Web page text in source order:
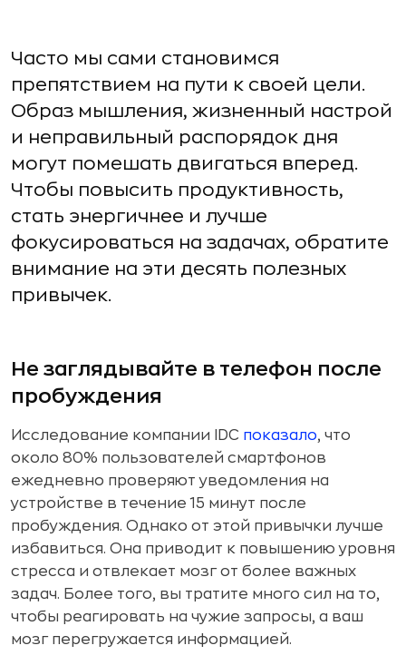
Часто мы сами становимся
препятствием на пути к своей цели.
Образ мышления, жизненный настрой
и неправильный распорядок дня
могут помешать двигаться вперед.
Чтобы повысить продуктивность,
стать энергичнее и лучше
фокусироваться на задачах, обратите
внимание на эти десять полезных
привычек.
Не заглядывайте в телефон после
пробуждения
Исследование компании IDC показало, что
около 80% пользователей смартфонов
ежедневно проверяют уведомления на
устройстве в течение 15 минут после
пробуждения. Однако от этой привычки лучше
избавиться. Она приводит к повышению уровня
стресса и отвлекает мозг от более важных
задач. Более того, вы тратите много сил на то,
чтобы реагировать на чужие запросы, а ваш
мозг перегружается информацией.